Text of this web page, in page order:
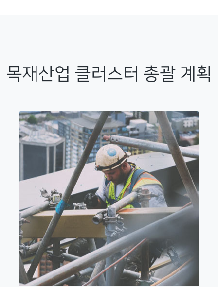
목재산업 클러스터 총괄 계획